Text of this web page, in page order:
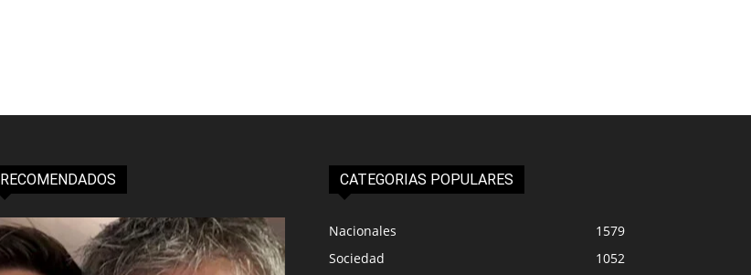
RECOMENDADOS CATEGORIAS POPULARES
Nacionales
1579
Sociedad
1052